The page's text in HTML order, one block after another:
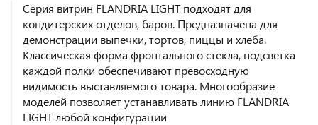
Серия витрин FLANDRIA LIGHT подходят для
кондитерских отделов, баров. Предназначена для
демонстрации выпечки, тортов, пиццы и хлеба.
Классическая форма фронтального стекла, подсветка
каждой полки обеспечивают превосходную
видимость выставляемого товара. Многообразие
моделей позволяет устанавливать линию FLANDRIA
LIGHT любой конфигурации